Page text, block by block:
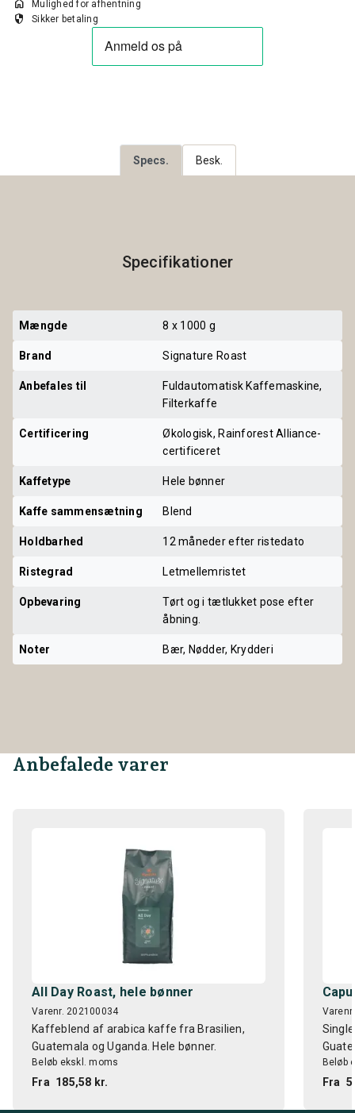
home Mulighed for afhentning
security Sikker betaling
Specs. Besk.
Specifikationer
Mængde 8 x 1000 g
Brand Signature Roast
Anbefales til
Fuldautomatisk Kaffemaskine,
Filterkaffe
Certificering
Økologisk, Rainforest Alliance-
certificeret
Kaffetype Hele bønner
Kaffe sammensætning Blend
Holdbarhed 12 måneder efter ristedato
Ristegrad Letmellemristet
Opbevaring
Tørt og i tætlukket pose efter
åbning.
Noter Bær, Nødder, Krydderi
Anbefalede varer
All Day Roast, hele bønner
Varenr. 202100034
Kaffeblend af arabica kaffe fra Brasilien,
Guatemala og Uganda. Hele bønner.
Beløb ekskl. moms
Fra 185,58 kr.
Beløb
Fra